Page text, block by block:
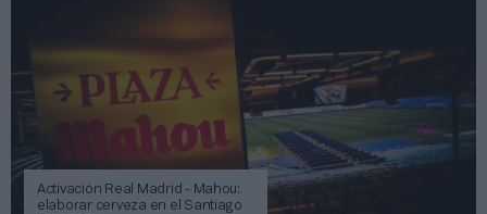
Activación Real Madrid - Mahou:
elaborar cerveza en el Santiago